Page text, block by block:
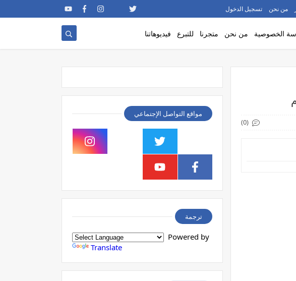
من نحن تسجيل الدخول
الخصوصية من نحن متجرنا للتبرع فيديوهاتنا
(0)
مواقع التواصل الإجتماعي
ترجمة
Powered by
Translate